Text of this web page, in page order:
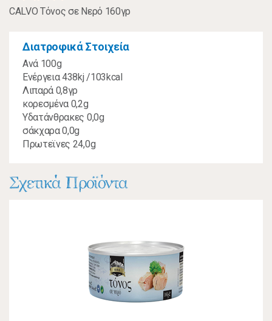
CALVO Τόνος σε Νερό 160γρ
Διατροφικά Στοιχεία
Ανά 100g
Ενέργεια 438kj /103kcal
Λιπαρά 0,8γρ
κορεσμένα 0,2g
Υδατάνθρακες 0,0g
σάκχαρα 0,0g
Πρωτεϊνες 24,0g
Σχετικά Προϊόντα